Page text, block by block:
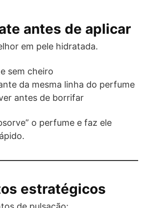
antes de aplicar
em pele hidratada.
sem cheiro
da mesma linha do perfume
antes de borrifar
o perfume e faz ele
estratégicos